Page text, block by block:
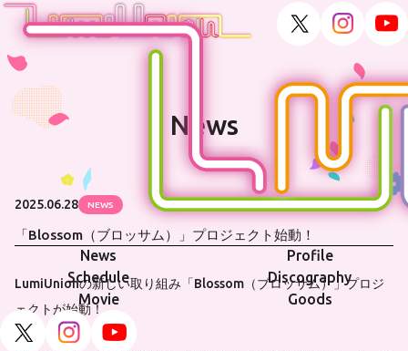
News
Profile
Schedule
Discography
Movie
Goods
News
2025.06.28 NEWS
「Blossom（ブロッサム）」プロジェクト始動！
LumiUnionの新しい取り組み「Blossom（ブロッサム）」プロジ
ェクトが始動！